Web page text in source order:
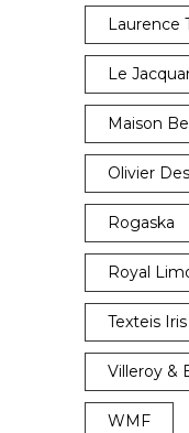
Laurence
Le
Maison
Olivier
Rogaska
Royal
Texteis Iris
Villeroy &
WMF